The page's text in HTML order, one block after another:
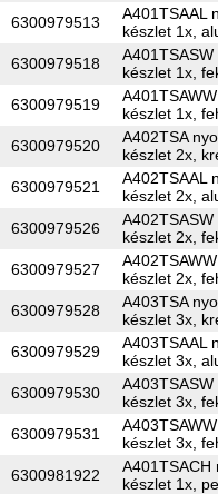
6300979513
A401TSAAL
készlet 1x,
6300979518
készlet 1x,
6300979519
készlet 1x,
6300979520
A402TSA
készlet 2x,
6300979521
A402TSAAL
készlet 2x,
6300979526
készlet 2x,
6300979527
készlet 2x,
6300979528
A403TSA
készlet 3x,
6300979529
A403TSAAL
készlet 3x,
6300979530
készlet 3x,
6300979531
készlet 3x,
6300981922
A401TSACH
készlet 1x,